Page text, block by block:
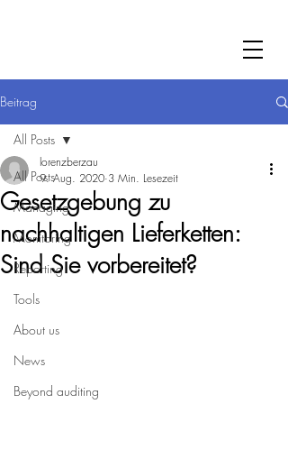
Beitrag
All Posts
Managing
Monitoring
Reporting
Tools
About us
News
Beyond auditing
All Posts
Gesetzgebung zu
nachhaltigen Lieferketten:
Sind Sie vorbereitet?
lorenzberzau
9. Aug. 2020 3 Min. Lesezeit